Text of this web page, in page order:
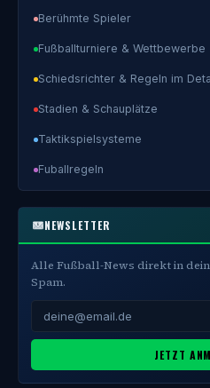
Berühmte Spieler
Fußballturniere & Wettbewerbe
Schiedsrichter & Regeln im
Stadien & Schauplätze
Taktikspielsysteme
Fuballregeln
NEWSLETTER
Alle Fußball-News direkt in
Spam.
JETZT